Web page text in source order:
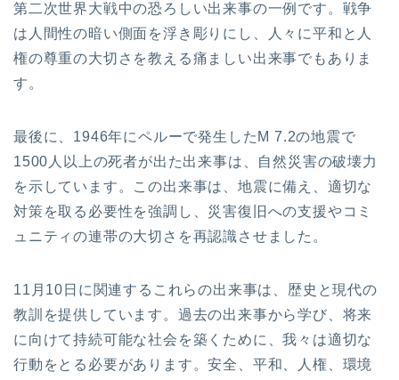
第二次世界大戦中の恐ろしい出来事の一例です。戦争
は人間性の暗い側面を浮き彫りにし、人々に平和と人
権の尊重の大切さを教える痛ましい出来事でもありま
す。
最後に、1946年にペルーで発生したM 7.2の地震で
1500人以上の死者が出た出来事は、自然災害の破壊力
を示しています。この出来事は、地震に備え、適切な
対策を取る必要性を強調し、災害復旧への支援やコミ
ュニティの連帯の大切さを再認識させました。
11月10日に関連するこれらの出来事は、歴史と現代の
教訓を提供しています。過去の出来事から学び、将来
に向けて持続可能な社会を築くために、我々は適切な
行動をとる必要があります。安全、平和、人権、環境